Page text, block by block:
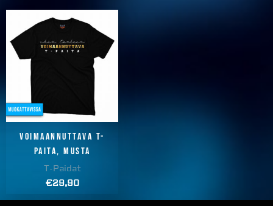
Voimaannuttava T-
paita, musta
T-Paidat
€29,90